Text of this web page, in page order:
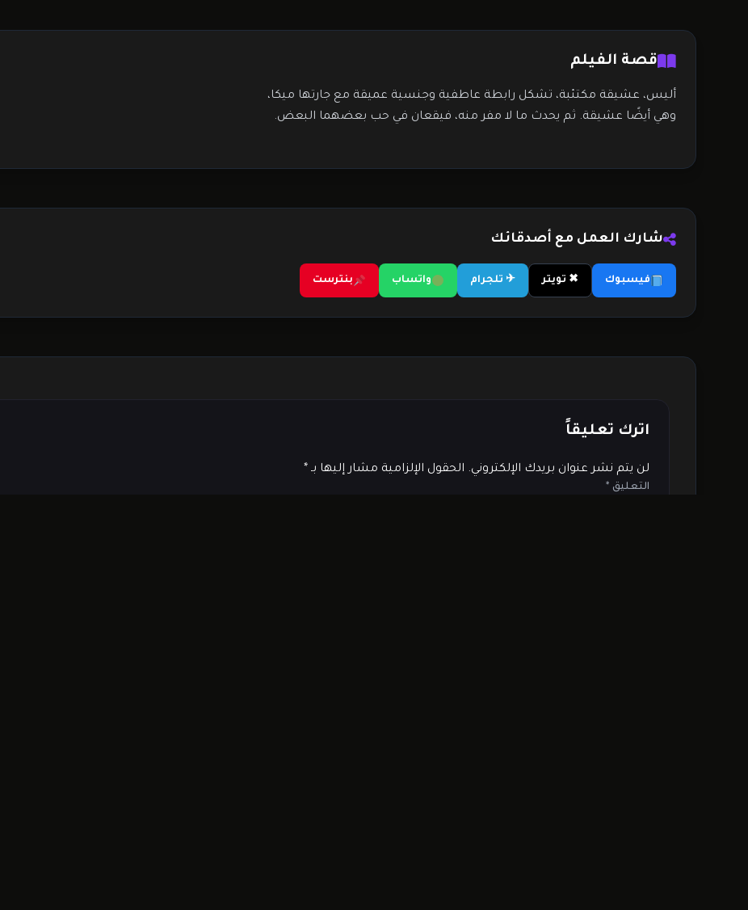
قصة الفيلم
أليس، عشيقة مكتئبة، تشكل رابطة عاطفية وجنسية عميقة مع جارتها ميكا،
وهي أيضًا عشيقة. ثم يحدث ما لا مفر منه، فيقعان في حب بعضهما البعض.
شارك العمل مع أصدقائك
فيسبوك ✖ تويتر ✈ تلجرام واتساب بنترست
اترك تعليقاً
لن يتم نشر عنوان بريدك الإلكتروني. الحقول الإلزامية مشار إليها بـ *
التعليق *